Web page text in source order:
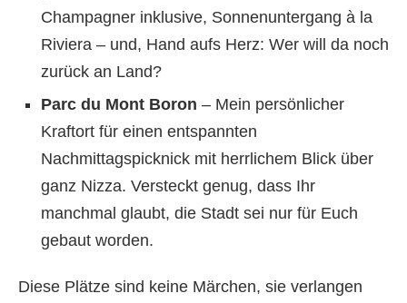
Champagner inklusive, Sonnenuntergang à la
Riviera – und, Hand aufs Herz: Wer will da noch
zurück an Land?
Parc du Mont Boron – Mein persönlicher
Kraftort für einen entspannten
Nachmittagspicknick mit herrlichem Blick über
ganz Nizza. Versteckt genug, dass Ihr
manchmal glaubt, die Stadt sei nur für Euch
gebaut worden.
Diese Plätze sind keine Märchen, sie verlangen